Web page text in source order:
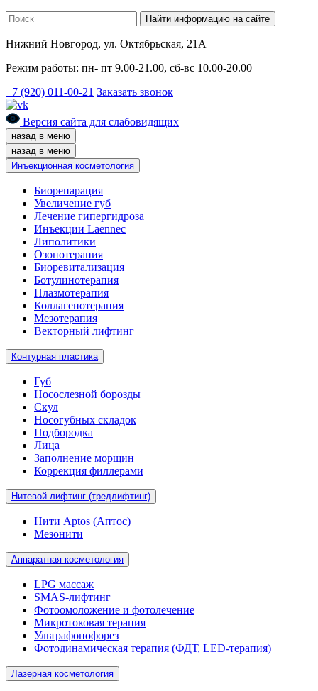
Найти информацию на сайте
Нижний Новгород, ул. Октябрьская, 21А
Режим работы: пн- пт 9.00-21.00, сб-вс 10.00-20.00
+7 (920) 011-00-21 Заказать звонок
Версия сайта для слабовидящих
назад в меню
назад в меню
Инъекционная косметология
Биорепарация
Увеличение губ
Лечение гипергидроза
Инъекции Laennec
Липолитики
Озонотерапия
Биоревитализация
Ботулинотерапия
Плазмотерапия
Коллагенотерапия
Мезотерапия
Векторный лифтинг
Контурная пластика
Губ
Носослезной борозды
Скул
Носогубных складок
Подбородка
Лица
Заполнение морщин
Коррекция филлерами
Нитевой лифтинг (тредлифтинг)
Нити Aptos (Аптос)
Мезонити
Аппаратная косметология
LPG массаж
SMAS-лифтинг
Фотоомоложение и фотолечение
Микротоковая терапия
Ультрафонофорез
Фотодинамическая терапия (ФДТ, LED-терапия)
Лазерная косметология